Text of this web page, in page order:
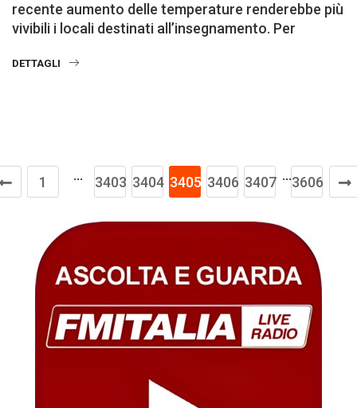
recente aumento delle temperature renderebbe più
vivibili i locali destinati all’insegnamento. Per
DETTAGLI
1 … 3403 3404 3405 3406 3407 …3606